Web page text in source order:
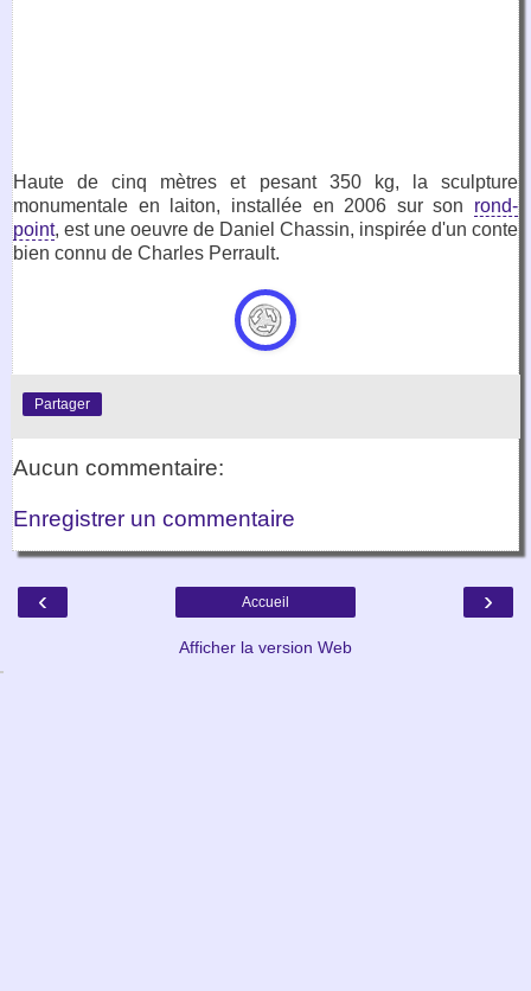
Haute de cinq mètres et pesant 350 kg, la sculpture
monumentale en laiton, installée en 2006 sur son rond-
point, est une oeuvre de Daniel Chassin, inspirée d'un conte
bien connu de Charles Perrault.
Partager
Aucun commentaire:
Enregistrer un commentaire
‹ ›
Accueil
Afficher la version Web